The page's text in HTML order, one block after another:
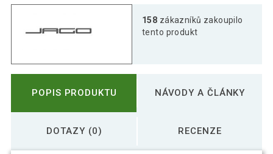
158 zákazníků zakoupilo
tento produkt
POPIS PRODUKTU NÁVODY A ČLÁNKY
DOTAZY (0) RECENZE